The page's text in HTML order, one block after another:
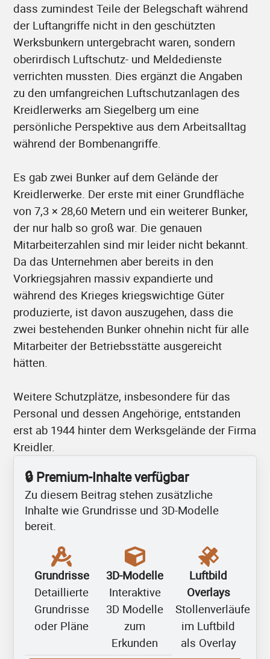
dass zumindest Teile der Belegschaft während
der Luftangriffe nicht in den geschützten
Werksbunkern untergebracht waren, sondern
oberirdisch Luftschutz- und Meldedienste
verrichten mussten. Dies ergänzt die Angaben
zu den umfangreichen Luftschutzanlagen des
Kreidlerwerks am Siegelberg um eine
persönliche Perspektive aus dem Arbeitsalltag
während der Bombenangriffe.
Es gab zwei Bunker auf dem Gelände der
Kreidlerwerke. Der erste mit einer Grundfläche
von 7,3 × 28,60 Metern und ein weiterer Bunker,
der nur halb so groß war. Die genauen
Mitarbeiterzahlen sind mir leider nicht bekannt.
Da das Unternehmen aber bereits in den
Vorkriegsjahren massiv expandierte und
während des Krieges kriegswichtige Güter
produzierte, ist davon auszugehen, dass die
zwei bestehenden Bunker ohnehin nicht für alle
Mitarbeiter der Betriebsstätte ausgereicht
hätten.
Weitere Schutzplätze, insbesondere für das
Personal und dessen Angehörige, entstanden
erst ab 1944 hinter dem Werksgelände der Firma
Kreidler.
🔒 Premium-Inhalte verfügbar
Zu diesem Beitrag stehen zusätzliche
Inhalte wie Grundrisse und 3D-Modelle
bereit.
Grundrisse
Detaillierte
Grundrisse
oder Pläne
3D-Modelle
Interaktive
3D Modelle
zum
Erkunden
Luftbild
Overlays
Stollenverläufe
im Luftbild
als Overlay